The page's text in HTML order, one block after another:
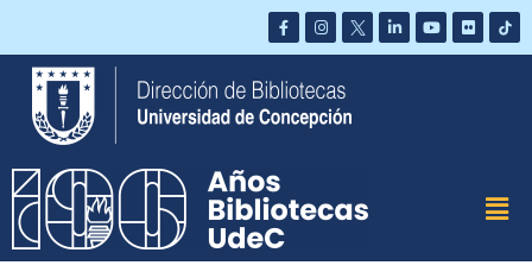
Saltar
contenido